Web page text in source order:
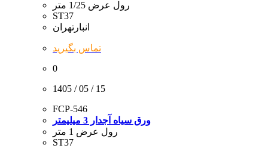
رول عرض 1/25 متر
ST37
انبارتهران
تماس بگیرید
0
1405 / 05 / 15
FCP-546
ورق سیاه آجدار 3 میلیمتر
رول عرض 1 متر
ST37